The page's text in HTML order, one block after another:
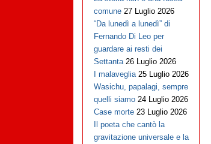
comune 27 Luglio 2026
“Da lunedì a lunedì” di
Fernando Di Leo per
guardare ai resti dei
Settanta 26 Luglio 2026
I malaveglia 25 Luglio 2026
Wasichu, papalagi, sempre
quelli siamo 24 Luglio 2026
Case morte 23 Luglio 2026
Il poeta che cantò la
gravitazione universale e la